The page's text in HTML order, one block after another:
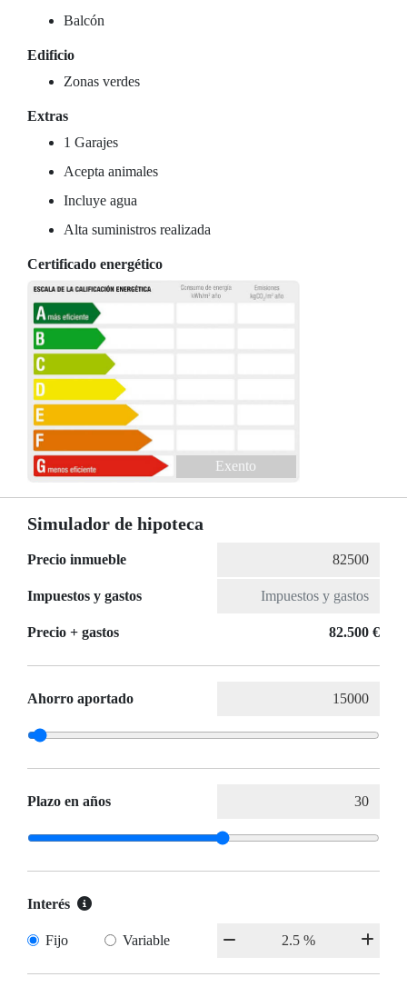
Balcón
Edificio
Zonas verdes
Extras
1 Garajes
Acepta animales
Incluye agua
Alta suministros realizada
Certificado energético
Exento
Simulador de hipoteca
Precio inmueble
Impuestos y gastos
Precio + gastos 82.500 €
Ahorro aportado
Plazo en años
Interés
Fijo Variable